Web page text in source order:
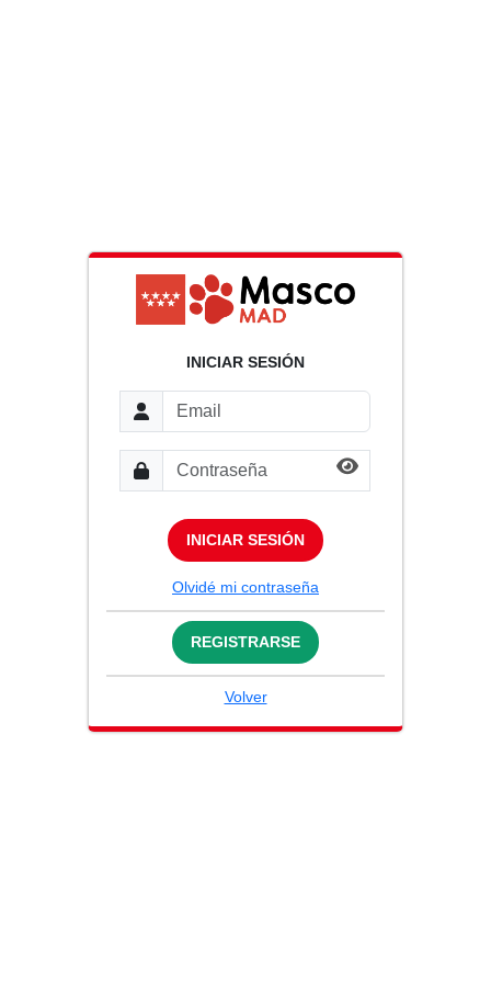
INICIAR SESIÓN
INICIAR SESIÓN
Olvidé mi contraseña
REGISTRARSE
Volver